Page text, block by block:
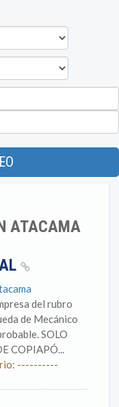
ATACAMA
del rubro
de Mecánico
SOLO
COPIAPÓ...
----------